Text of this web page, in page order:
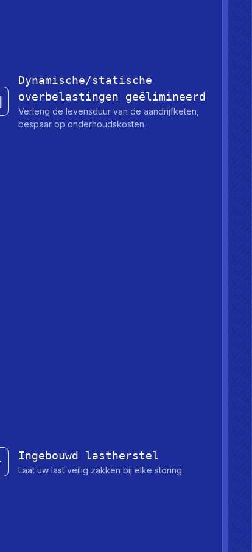
Dynamische/statische
overbelastingen geëlimineerd
Verleng de levensduur van de aandrijfketen,
bespaar op onderhoudskosten.
Ingebouwd lastherstel
Laat uw last veilig zakken bij elke storing.